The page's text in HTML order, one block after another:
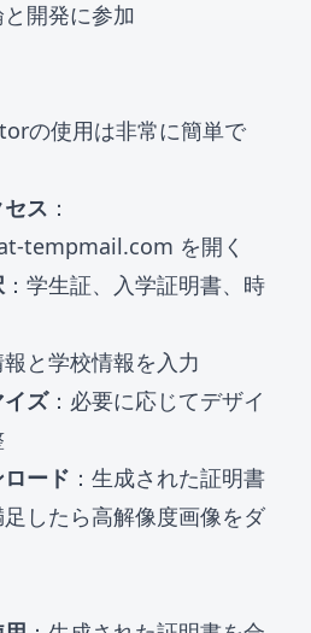
開発に参加
の使用は非常に簡単で
ス ：
tempmail.com を開く
：学生証、入学証明書、時
報と学校情報を入力
ズ：必要に応じてデザイ
ード ：生成された証明書
したら高解像度画像をダ